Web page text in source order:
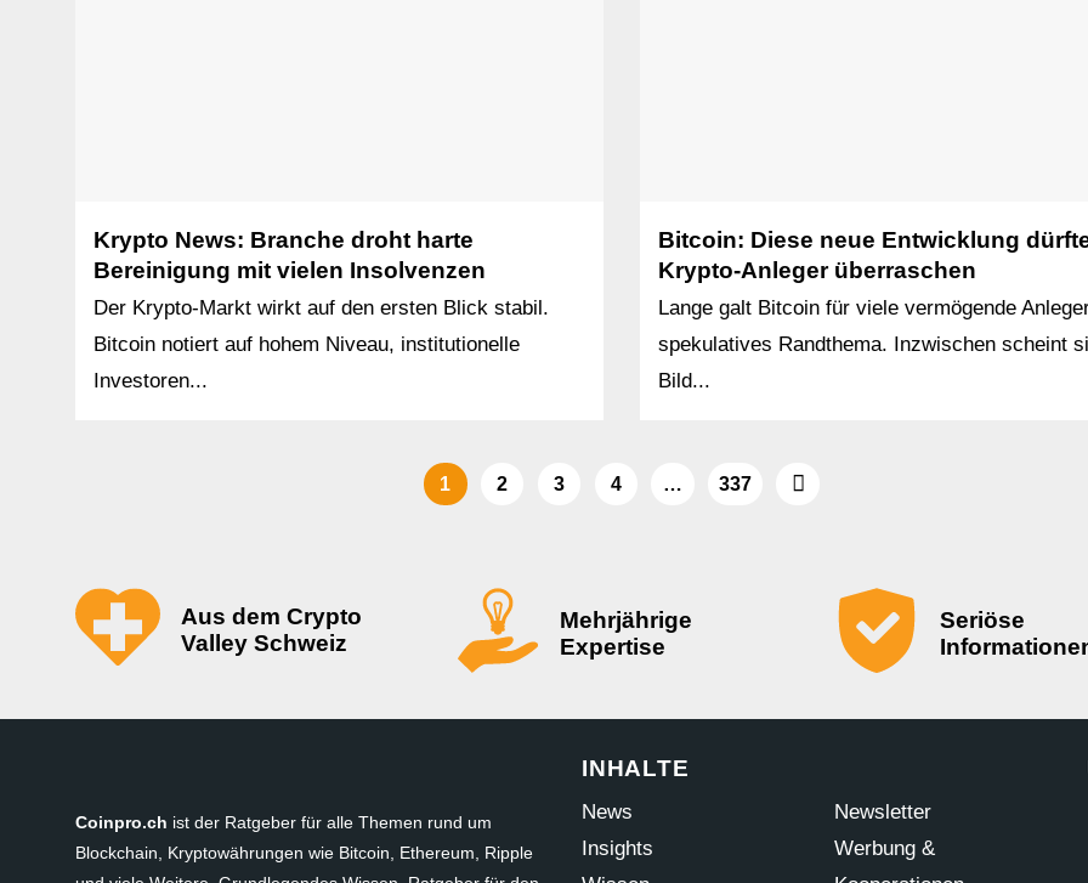
Krypto News: Branche droht harte
Bereinigung mit vielen Insolvenzen
Der Krypto-Markt wirkt auf den ersten Blick stabil.
Bitcoin notiert auf hohem Niveau, institutionelle
Investoren...
Bitcoin: Diese neue Entwicklung
Krypto-Anleger überraschen
Lange galt Bitcoin für viele vermögende
spekulatives Randthema. Inzwischen scheint
Bild...
1 2 3 4 … 337
Aus dem Crypto
Valley Schweiz
Mehrjährige
Expertise
Seriöse
Coinpro.ch ist der Ratgeber für alle Themen rund um
Blockchain, Kryptowährungen wie Bitcoin, Ethereum, Ripple
INHALTE
News
Insights
Newsletter
Werbung &